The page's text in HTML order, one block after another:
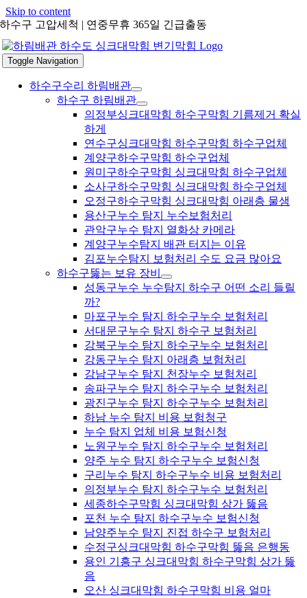
Skip to content
하수구 고압세척 | 연중무휴 365일 긴급출동
Toggle Navigation
하수구수리 하림배관
하수구 하림배관
의정부싱크대막힘 하수구막힘 기름제거 확실
하게
연수구싱크대막힘 하수구막힘 하수구업체
계양구하수구막힘 하수구업체
원미구하수구막힘 싱크대막힘 하수구업체
소사구하수구막힘 싱크대막힘 하수구업체
오정구하수구막힘 싱크대막힘 아래층 물샘
용산구누수 탐지 누수보험처리
관악구누수 탐지 열화상 카메라
계양구누수탐지 배관 터지는 이유
김포누수탐지 보험처리 수도 요금 많아요
하수구뚫는 보유 장비
성동구누수 누수탐지 하수구 어떤 소리 들릴
까?
마포구누수 탐지 하수구누수 보험처리
서대문구누수 탐지 하수구 보험처리
강북구누수 탐지 하수구누수 보험처리
강동구누수 탐지 아래층 보험처리
강남구누수 탐지 천장누수 보험처리
송파구누수 탐지 하수구누수 보험처리
광진구누수 탐지 하수구누수 보험처리
하남 누수 탐지 비용 보험청구
누수 탐지 업체 비용 보험신청
노원구누수 탐지 하수구누수 보험처리
양주 누수 탐지 하수구누수 보험신청
구리누수 탐지 하수구누수 비용 보험처리
의정부누수 탐지 하수구누수 보험처리
세종하수구막힘 싱크대막힘 상가 뚫음
포천 누수 탐지 하수구누수 보험신청
남양주누수 탐지 진접 하수구 보험처리
수정구싱크대막힘 하수구막힘 뚫음 은행동
용인 기흥구 싱크대막힘 하수구막힘 상가 뚫
음
오산 싱크대막힘 하수구막힘 비용 얼마